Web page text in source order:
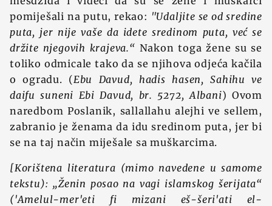
pomiješali na putu, rekao: "Udaljite se od sredine
puta, jer nije vaše da idete sredinom puta, već se
držite njegovih krajeva.“ Nakon toga žene su se
toliko odmicale tako da se njihova odjeća kačila
o ogradu. (Ebu Davud, hadis hasen, Sahihu ve
daifu suneni Ebi Davud, br. 5272, Albani) Ovom
naredbom Poslanik, sallallahu alejhi ve sellem,
zabranio je ženama da idu sredinom puta, jer bi
se na taj način miješale sa muškarcima.
[Korištena literatura (mimo navedene u samome
tekstu): „Ženin posao na vagi islamskog šerijata“
('Amelul-mer'eti fi mizani eš-šeri'ati el-